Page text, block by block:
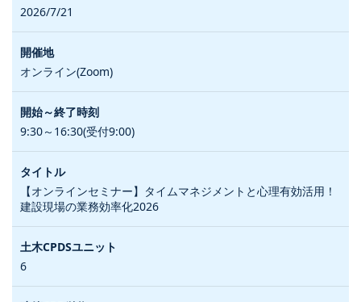
2026/7/21
オンライン(Zoom)
9:30～16:30(受付9:00)
【オンラインセミナー】タイムマネジメントと心理有効活用！
建設現場の業務効率化2026
6